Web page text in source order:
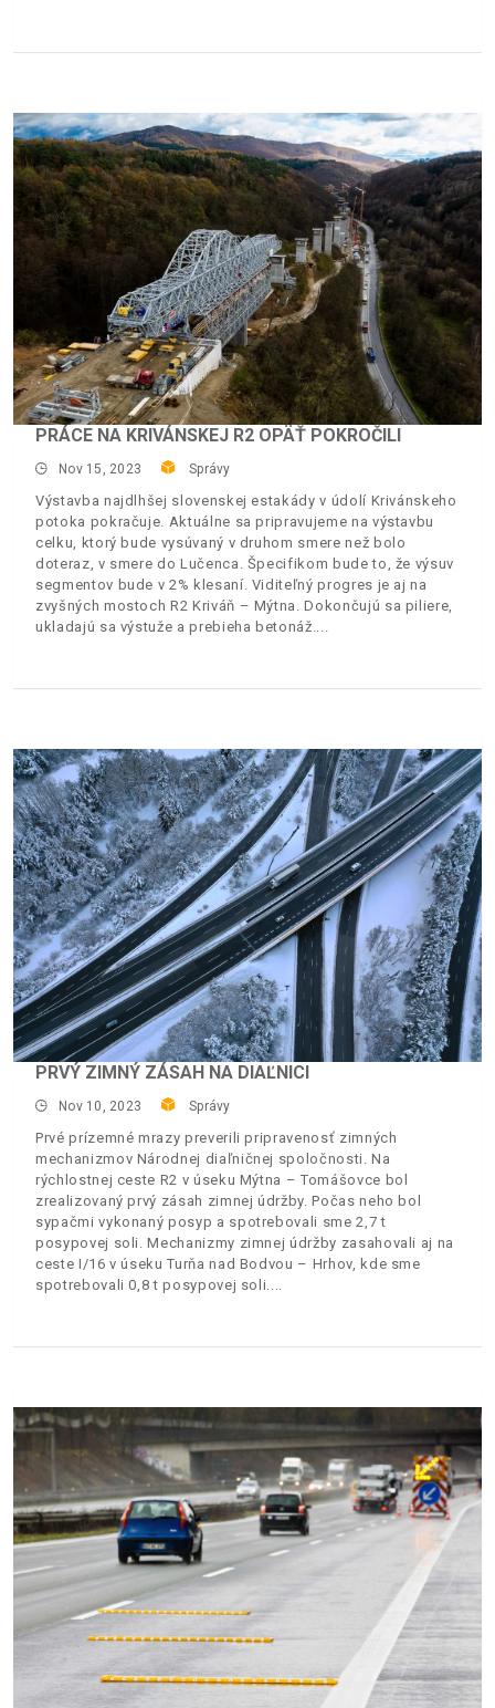
PRÁCE NA KRIVÁNSKEJ R2 OPÄŤ POKROČILI
Nov 15, 2023 Správy
Výstavba najdlhšej slovenskej estakády v údolí Krivánskeho
potoka pokračuje. Aktuálne sa pripravujeme na výstavbu
celku, ktorý bude vysúvaný v druhom smere než bolo
doteraz, v smere do Lučenca. Špecifikom bude to, že výsuv
segmentov bude v 2% klesaní. Viditeľný progres je aj na
zvyšných mostoch R2 Kriváň – Mýtna. Dokončujú sa piliere,
ukladajú sa výstuže a prebieha betonáž.
PRVÝ ZIMNÝ ZÁSAH NA DIAĽNICI
Nov 10, 2023 Správy
Prvé prízemné mrazy preverili pripravenosť zimných
mechanizmov Národnej diaľničnej spoločnosti. Na
rýchlostnej ceste R2 v úseku Mýtna – Tomášovce bol
zrealizovaný prvý zásah zimnej údržby. Počas neho bol
sypačmi vykonaný posyp a spotrebovali sme 2,7 t
posypovej soli. Mechanizmy zimnej údržby zasahovali aj na
ceste I/16 v úseku Turňa nad Bodvou – Hrhov, kde sme
spotrebovali 0,8 t posypovej soli.